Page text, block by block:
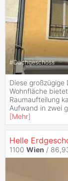
#Dachgeschoss
Diese großzügige
Wohnfläche
Raumaufteilung
Aufwand in zwei
[Mehr]
Helle
1100 Wien /